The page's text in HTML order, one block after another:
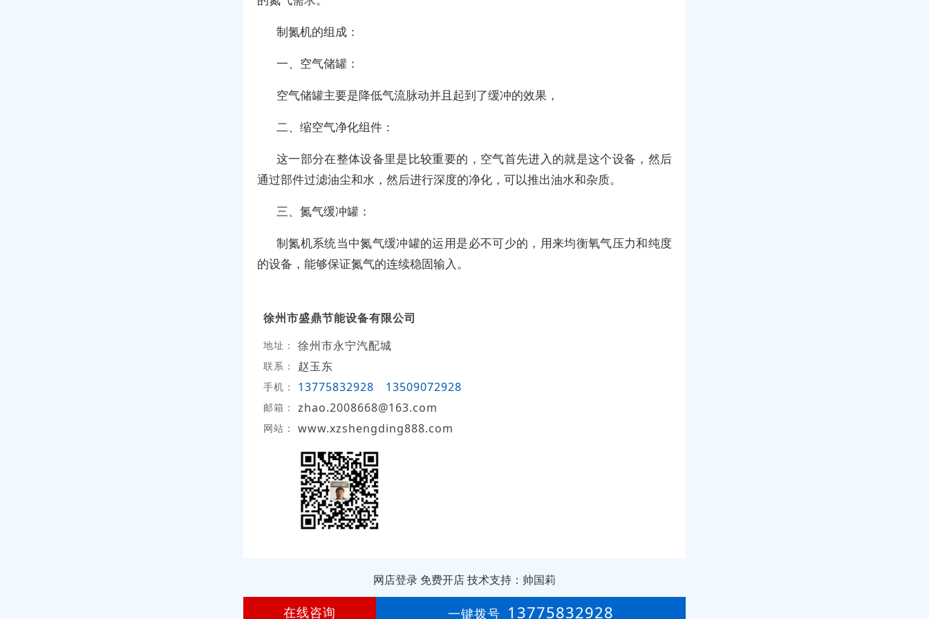
制氮机的组成：
一、空气储罐：
空气储罐主要是降低气流脉动并且起到了缓冲的效果，
二、缩空气净化组件：
这一部分在整体设备里是比较重要的，空气首先进入的就是这个设备，然后
通过部件过滤油尘和水，然后进行深度的净化，可以推出油水和杂质。
三、氮气缓冲罐：
制氮机系统当中氮气缓冲罐的运用是必不可少的，用来均衡氧气压力和纯度
的设备，能够保证氮气的连续稳固输入。
徐州市盛鼎节能设备有限公司
地址： 徐州市永宁汽配城
联系： 赵玉东
手机： 13775832928 13509072928
邮箱： zhao.2008668@163.com
网站： www.xzshengding888.com
网店登录 免费开店技术支持：帅国莉
17年
在线咨询 一键拨号 13775832928